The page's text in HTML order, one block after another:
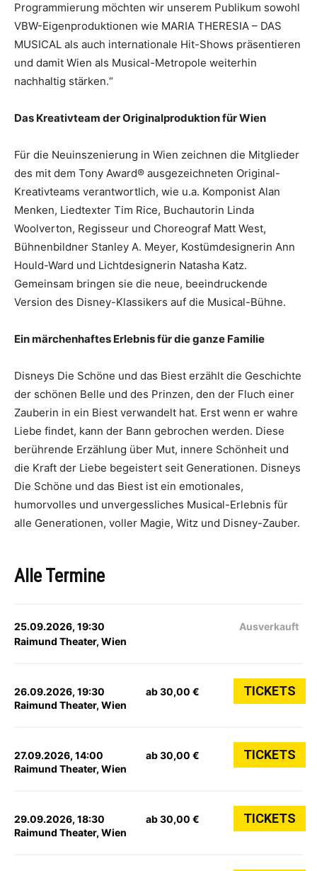
Programmierung möchten wir unserem Publikum sowohl
VBW-Eigenproduktionen wie MARIA THERESIA – DAS
MUSICAL als auch internationale Hit-Shows präsentieren
und damit Wien als Musical-Metropole weiterhin
nachhaltig stärken.“
Das Kreativteam der Originalproduktion für Wien
Für die Neuinszenierung in Wien zeichnen die Mitglieder
des mit dem Tony Award® ausgezeichneten Original-
Kreativteams verantwortlich, wie u.a. Komponist Alan
Menken, Liedtexter Tim Rice, Buchautorin Linda
Woolverton, Regisseur und Choreograf Matt West,
Bühnenbildner Stanley A. Meyer, Kostümdesignerin Ann
Hould-Ward und Lichtdesignerin Natasha Katz.
Gemeinsam bringen sie die neue, beeindruckende
Version des Disney-Klassikers auf die Musical-Bühne.
Ein märchenhaftes Erlebnis für die ganze Familie
Disneys Die Schöne und das Biest erzählt die Geschichte
der schönen Belle und des Prinzen, den der Fluch einer
Zauberin in ein Biest verwandelt hat. Erst wenn er wahre
Liebe findet, kann der Bann gebrochen werden. Diese
berührende Erzählung über Mut, innere Schönheit und
die Kraft der Liebe begeistert seit Generationen. Disneys
Die Schöne und das Biest ist ein emotionales,
humorvolles und unvergessliches Musical-Erlebnis für
alle Generationen, voller Magie, Witz und Disney-Zauber.
Alle Termine
25.09.2026, 19:30
Raimund Theater, Wien
Ausverkauft
26.09.2026, 19:30
Raimund Theater, Wien
ab 30,00 € TICKETS
27.09.2026, 14:00
Raimund Theater, Wien
ab 30,00 € TICKETS
29.09.2026, 18:30
Raimund Theater, Wien
ab 30,00 € TICKETS